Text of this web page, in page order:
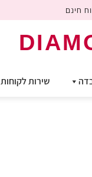
שירות לקוחות